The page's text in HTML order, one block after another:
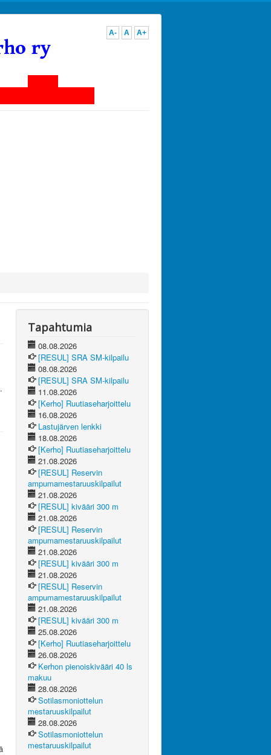
A- A A+
Tapahtumia
08.08.2026
[RESUL] SRA SM-kilpailu
08.08.2026
[RESUL] SRA SM-kilpailu
11.08.2026
[Kerho] Ruutiaseharjoittelu
16.08.2026
Lastujärven lenkki
18.08.2026
[Kerho] Ruutiaseharjoittelu
21.08.2026
[RESUL] Reservin
ampumamestaruuskilpailut
21.08.2026
[RESUL] kivääri 300 m
21.08.2026
[RESUL] Reservin
ampumamestaruuskilpailut
21.08.2026
[RESUL] kivääri 300 m
21.08.2026
[RESUL] Reservin
ampumamestaruuskilpailut
21.08.2026
[RESUL] kivääri 300 m
25.08.2026
[Kerho] Ruutiaseharjoittelu
26.08.2026
Kerhon pienoiskivääri 40 ls
makuu
28.08.2026
Sotilasmoniottelun
mestaruuskilpailut
28.08.2026
Sotilasmoniottelun
mestaruuskilpailut